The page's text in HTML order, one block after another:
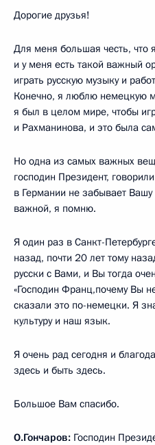
Дорогие друзья!
Для меня большая честь, что
и у меня есть такой важный
играть русскую музыку и
Конечно, я люблю немецкую
я был в целом мире, чтобы
и Рахманинова, и это была
Но одна из самых важных
господин Президент,
в Германии не забывает
важной, я помню.
Я один раз в Санкт-
назад, почти 20 лет тому
русски с Вами, и Вы тогда
«Господин Франц,почему Вы
сказали это по-немецки. Я
культуру и наш язык.
Я очень рад сегодня и
здесь и быть здесь.
Большое Вам спасибо.
О.Гончаров: Господин